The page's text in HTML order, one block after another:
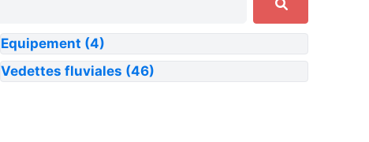
Equipement (4)
Vedettes fluviales (46)